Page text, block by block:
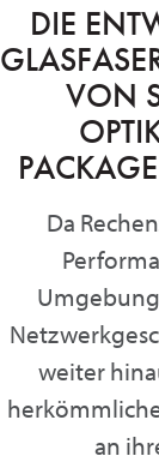
DIE
VON
Da
weiter
an